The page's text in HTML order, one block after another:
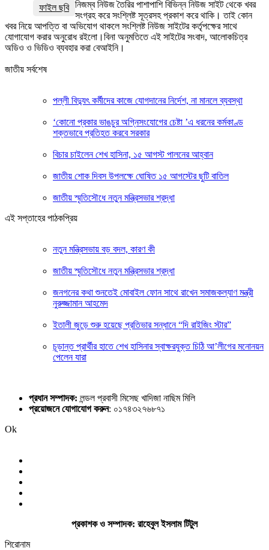
ফাইল ছবি নিজম্ব নিউজ তৈরির পাশাপাশি বিভিন্ন নিউজ সাইট থেকে খবর
সংগ্রহ করে সংশ্লিষ্ট সূত্রসহ প্রকাশ করে থাকি। তাই কোন
খবর নিয়ে আপত্তি বা অভিযোগ থাকলে সংশ্লিষ্ট নিউজ সাইটের কর্তৃপক্ষের সাথে
যোগাযোগ করার অনুরোধ রইলো।বিনা অনুমতিতে এই সাইটের সংবাদ, আলোকচিত্র
অডিও ও ভিডিও ব্যবহার করা বেআইনি।
জাতীয় সর্বশেষ
পল্লী বিদ্যুৎ কর্মীদের কাজে যোগদানের নির্দেশ, না মানলে ব্যবস্থা
‘কোনো প্রকার ভাঙচুর অগ্নিসংযোগের চেষ্টা ’এ ধরনের কর্মকাণ্ড
শক্তভাবে প্রতিহত করবে সরকার
বিচার চাইলেন শেখ হাসিনা, ১৫ আগস্ট পালনের আহ্বান
জাতীয় শোক দিবস উপলক্ষে ঘোষিত ১৫ আগস্টের ছুটি বাতিল
জাতীয় স্মৃতিসৌধে নতুন মন্ত্রিসভার শ্রদ্ধা
এই সপ্তাহের পাঠকপ্রিয়
নতুন মন্ত্রিসভায় বড় বদল, কারণ কী
জাতীয় স্মৃতিসৌধে নতুন মন্ত্রিসভার শ্রদ্ধা
জনগনের কথা শুনতেই মোবাইল ফোন সাথে রাখেন সমাজকল্যাণ মন্ত্রী
নুরুজ্জামান আহমেদ
ইতালী জুড়ে শুরু হয়েছে প্রতিভার সন্ধানে “দি রাইজিং স্টার”
চূড়ান্ত প্রার্থীর হাতে শেখ হাসিনার স্বাক্ষরযুক্ত চিঠি আ’লীগের মনোনয়ন
পেলেন যারা
প্রধান সম্পাদক: লন্ডল প্রবাসী মিসেছ খাদিজা নাছিম মিলি
প্রয়োজনে যোগাযোগ করুন: ০১৭৪৩২৭৬৮৭১
Ok
প্রকাশক ও সম্পাদক: রাহেবুল ইসলাম টিটুল
শিরোনাম